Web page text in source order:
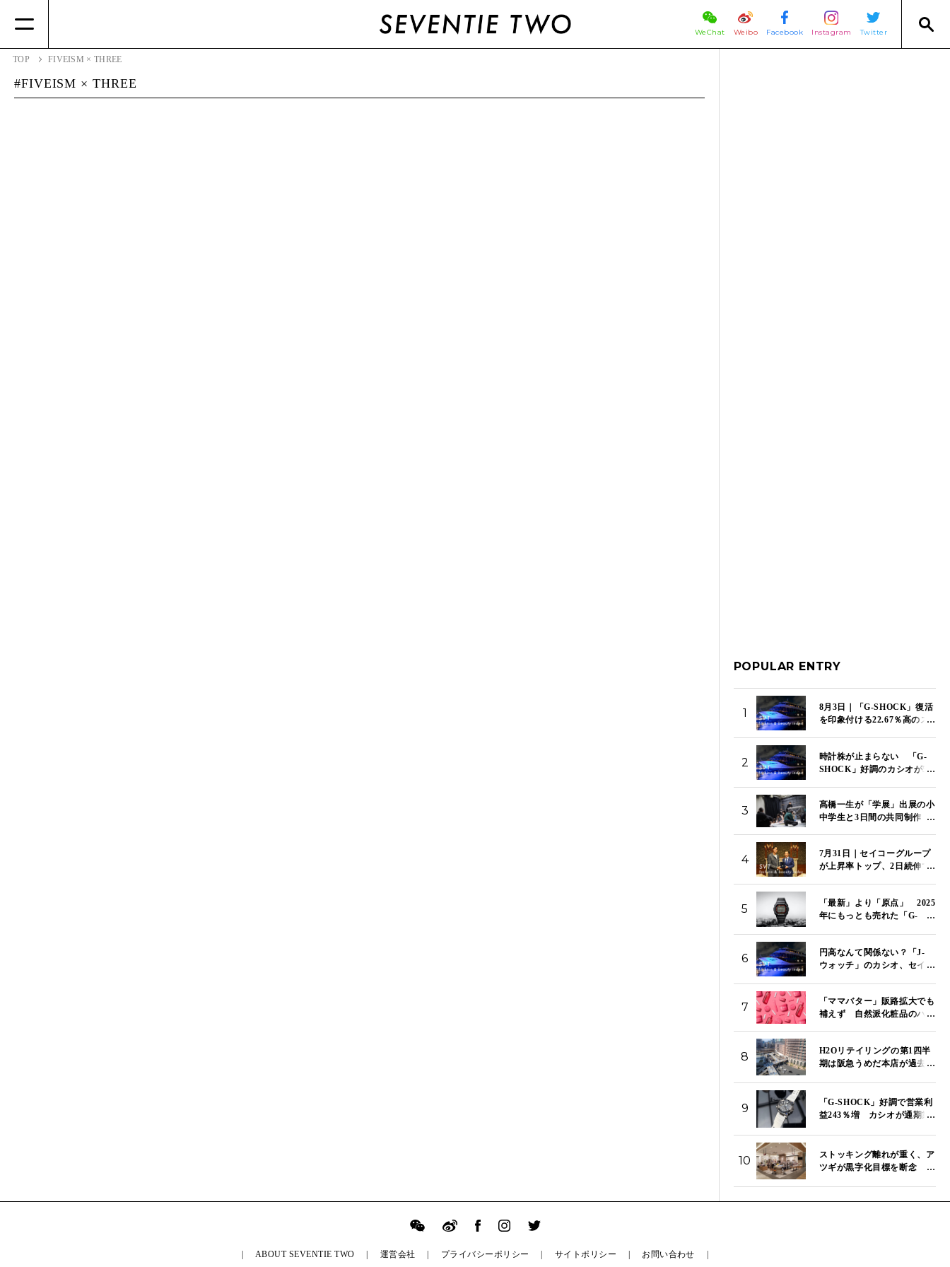
WeChat Weibo Facebook Instagram Twitter
TOP FIVEISM × THREE
FIVEISM × THREE
POPULAR ENTRY
1
8月3日｜「G-SHOCK」復活
を印象付ける22.67％高のス
ス」は14,117ポイント
2
時計株が止まらない 「G-
SHOCK」好調のカシオが5
デックス」は14,081ポイント
｜8月4日
3
髙橋一生が「学展」出展の小
中学生と3日間の共同制作
4
7月31日｜セイコーグループ
が上昇率トップ、2日続伸で
安 「SVT インデックス」
は13,967ポイント
5
「最新」より「原点」 2025
年にもっとも売れた「G-
6
円高なんて関係ない？「J-
ウォッチ」のカシオ、セイ
デックス」は13,980ポイント
｜8月5日
7
「ママバター」販路拡大でも
補えず 自然派化粧品のハウ
8
H2Oリテイリングの第1四半
期は阪急うめだ本店が過去最
9
「G-SHOCK」好調で営業利
益243％増 カシオが通期業
10
ストッキング離れが重く、ア
ツギが黒字化目標を断念 役
ABOUT SEVENTIE TWO 運営会社 プライバシーポリシー サイトポリシー お問い合わせ